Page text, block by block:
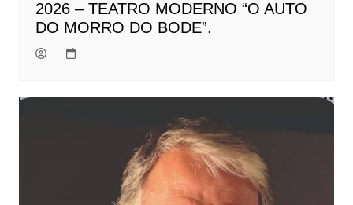
2026 – TEATRO MODERNO “O AUTO
DO MORRO DO BODE”.